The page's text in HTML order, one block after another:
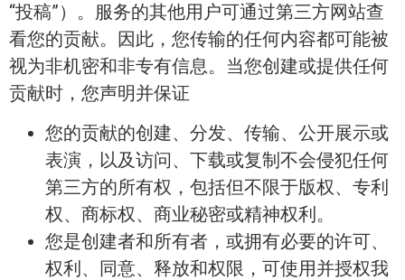
“投稿”）。服务的其他用户可通过第三方网站查
看您的贡献。因此，您传输的任何内容都可能被
视为非机密和非专有信息。当您创建或提供任何
贡献时，您声明并保证
您的贡献的创建、分发、传输、公开展示或
表演，以及访问、下载或复制不会侵犯任何
第三方的所有权，包括但不限于版权、专利
权、商标权、商业秘密或精神权利。
您是创建者和所有者，或拥有必要的许可、
权利、同意、释放和权限，可使用并授权我